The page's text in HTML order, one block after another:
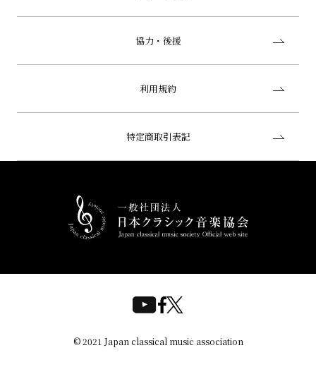
協力・後援
利用規約
特定商取引表記
© 2021 Japan classical music association